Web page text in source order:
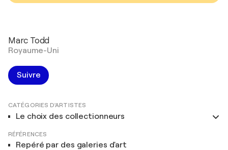
Marc Todd
Royaume-Uni
Suivre
CATÉGORIES D'ARTISTES
Le choix des collectionneurs
RÉFÉRENCES
Repéré par des galeries d'art